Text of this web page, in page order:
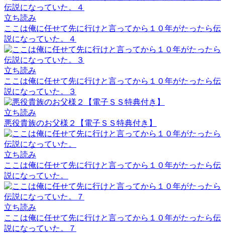
立ち読み
ここは俺に任せて先に行けと言ってから１０年がたったら伝
説になっていた。４
立ち読み
ここは俺に任せて先に行けと言ってから１０年がたったら伝
説になっていた。３
立ち読み
悪役貴族のお父様２【電子ＳＳ特典付き】
立ち読み
ここは俺に任せて先に行けと言ってから１０年がたったら伝
説になっていた。
立ち読み
ここは俺に任せて先に行けと言ってから１０年がたったら伝
説になっていた。７